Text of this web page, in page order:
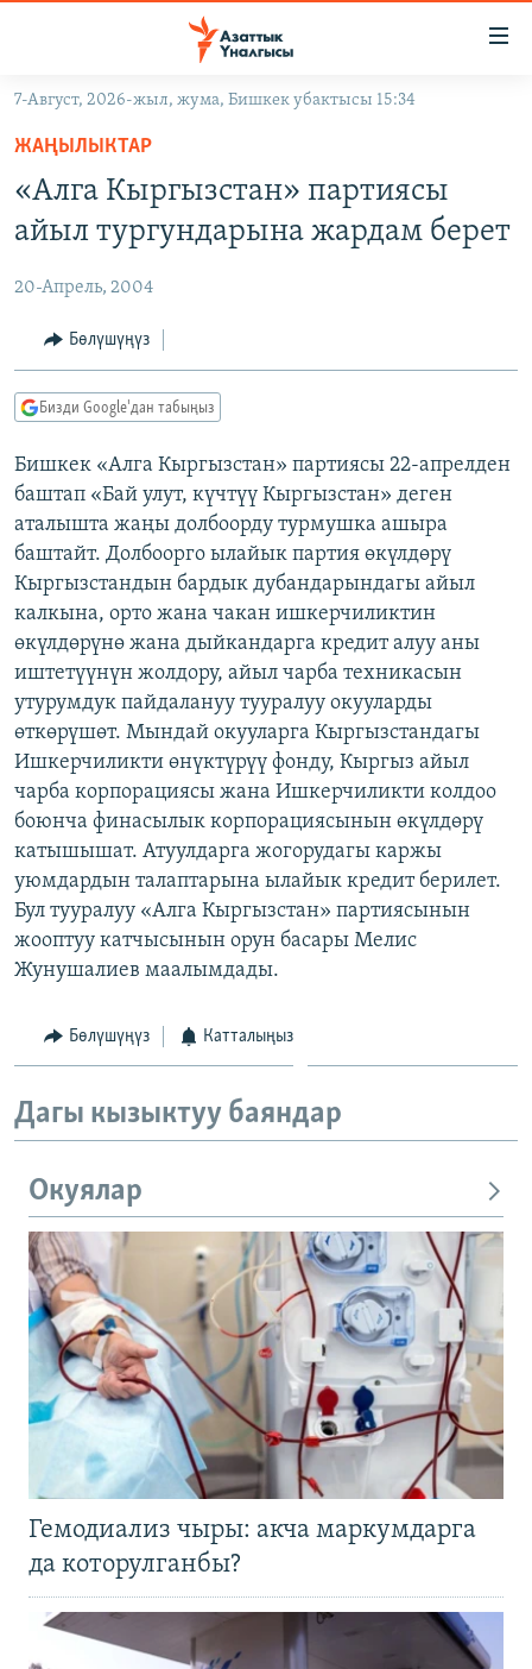
Навигацияга
өтүңүз
Издөөгө
салыңыз
ЭКОНОМИКА
МАДАНИЯТ
БОРБОР АЗИЯ
АТАЙЫН ИЛИКТӨӨ
ТВ ПРОГРАММАЛАР
ЭКСПЕРТТЕР ТАЛДАЙТ
БИЗ ЖАНА ДҮЙНӨ
ЭЖЕ-СИҢДИЛЕР
АЗАТТЫК+
ЫҢГАЙСЫЗ СУРООЛОР
ӨЗГӨЧӨ ПИКИР
Русский
ОНЛАЙН ШЕРИНЕ
ЭЕ/АРнун бардык сайттары
7-Август, 2026-жыл, жума, Бишкек убактысы 15:34
ЖАҢЫЛЫКТАР
«Алга Кыргызстан» партиясы
айыл тургундарына жардам берет
20-Апрель, 2004
Бөлүшүңүз
Бизди Google'дан табыңыз
Бишкек «Алга Кыргызстан» партиясы 22-апрелден
баштап «Бай улут, күчтүү Кыргызстан» деген
аталышта жаңы долбоорду турмушка ашыра
баштайт. Долбоорго ылайык партия өкүлдөрү
Кыргызстандын бардык дубандарындагы айыл
калкына, орто жана чакан ишкерчиликтин
өкүлдөрүнө жана дыйкандарга кредит алуу аны
иштетүүнүн жолдору, айыл чарба техникасын
утурумдук пайдалануу тууралуу окууларды
өткөрүшөт. Мындай окууларга Кыргызстандагы
Ишкерчиликти өнүктүрүү фонду, Кыргыз айыл
чарба корпорациясы жана Ишкерчиликти колдоо
боюнча финасылык корпорациясынын өкүлдөрү
катышышат. Атуулдарга жогорудагы каржы
уюмдардын талаптарына ылайык кредит берилет.
Бул тууралуу «Алга Кыргызстан» партиясынын
жооптуу катчысынын орун басары Мелис
Жунушалиев маалымдады.
Бөлүшүңүз Катталыңыз
Дагы кызыктуу баяндар
Окуялар
Гемодиализ чыры: акча маркумдарга
да которулганбы?